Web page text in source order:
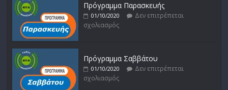
Πρόγραμμα Παρασκευής
01/10/2020
Δεν επιτρέπεται
σχολιασμός
Πρόγραμμα Σαββάτου
01/10/2020
Δεν επιτρέπεται
σχολιασμός